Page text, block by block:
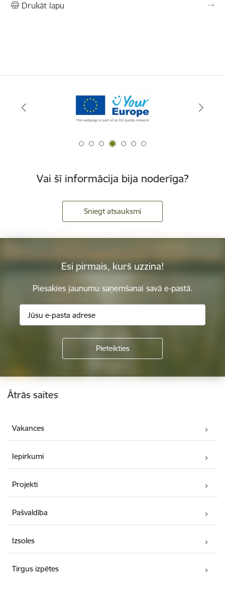
Drukāt lapu
Vai šī informācija bija noderīga?
Sniegt atsauksmi
Esi pirmais, kurš uzzina!
Piesakies jaunumu saņemšanai savā e-pastā.
Kājene
Ātrās saites
Vakances
Iepirkumi
Projekti
Pašvaldība
Izsoles
Tirgus izpētes